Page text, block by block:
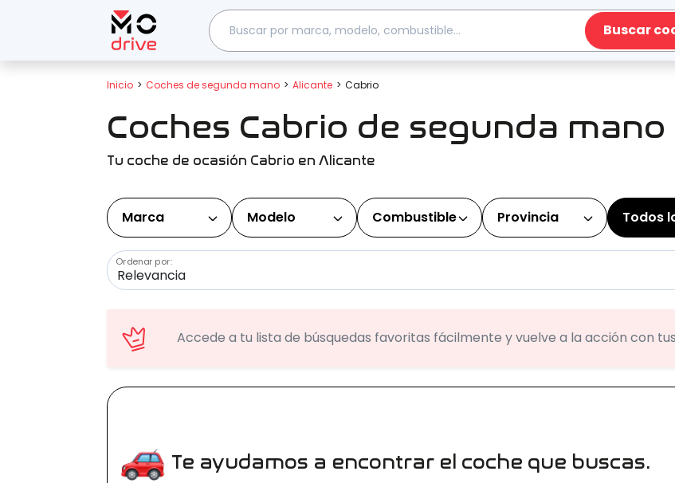
Buscar
Inicio Coches de segunda mano Alicante Cabrio
Coches Cabrio de segunda
Tu coche de ocasión Cabrio en Alicante
Todos
Marca Modelo Combustible Provincia
Ordenar por:
Accede a tu lista de búsquedas favoritas fácilmente y vuelve a la acción con
Te ayudamos a encontrar el coche que buscas.